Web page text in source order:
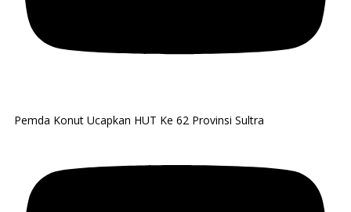
Pemda Konut Ucapkan HUT Ke 62 Provinsi Sultra